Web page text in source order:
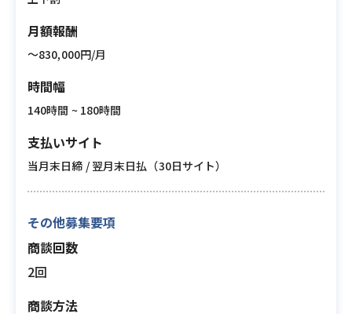
月額報酬
〜830,000円/月
時間幅
140時間 ~ 180時間
支払いサイト
当月末日締 / 翌月末日払（30日サイト）
その他募集要項
商談回数
2回
商談方法